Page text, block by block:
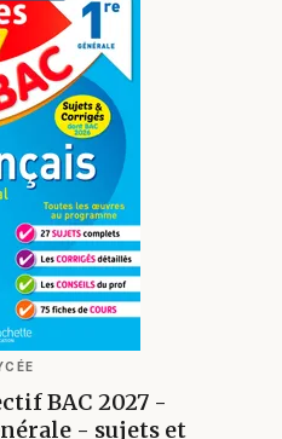
BAC 2027 -
- sujets et